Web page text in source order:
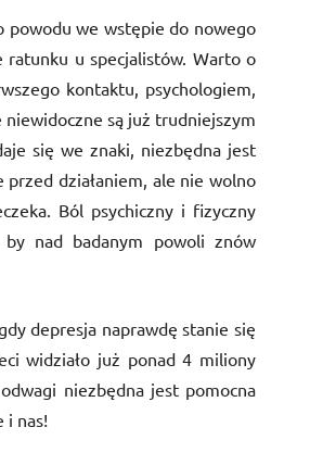
powodu we wstępie do nowego
u specjalistów. Warto o
kontaktu, psychologiem,
niewidoczne są już trudniejszym
się we znaki, niezbędna jest
przed działaniem, ale nie wolno
Ból psychiczny i fizyczny
nad badanym powoli znów
depresja naprawdę stanie się
widziało już ponad 4 miliony
niezbędna jest pomocna
i nas!